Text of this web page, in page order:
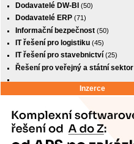
Dodavatelé DW-BI (50)
Dodavatelé ERP (71)
Informační bezpečnost (50)
IT řešení pro logistiku (45)
IT řešení pro stavebnictví (25)
Řešení pro veřejný a státní sektor
Inzerce